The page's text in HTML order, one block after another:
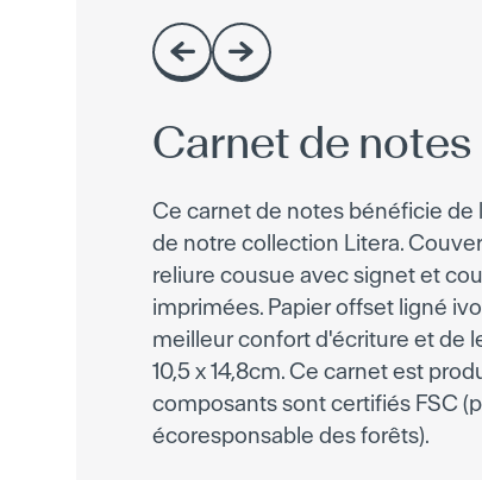
Carnet de notes
Ce carnet de notes bénéficie de
de notre collection Litera.
reliure cousue avec signet et
imprimées. Papier offset ligné
meilleur confort d'écriture et de
10,5 x 14,8cm. Ce carnet est
composants sont certifiés FSC
écoresponsable des forêts).